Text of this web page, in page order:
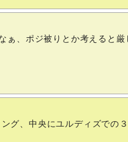
ぁ、ポジ被りとか考えると
グ、中央にユルディズでの